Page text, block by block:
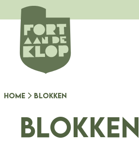
naar
inhoud
Home Blokken
Blokken